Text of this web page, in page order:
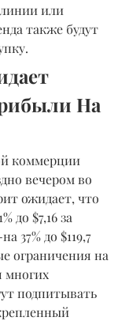
или
также будут
На
коммерции
вечером во
ожидает, что
до $7,16 за
37% до $119,7
ограничения на
многих
подпитывать